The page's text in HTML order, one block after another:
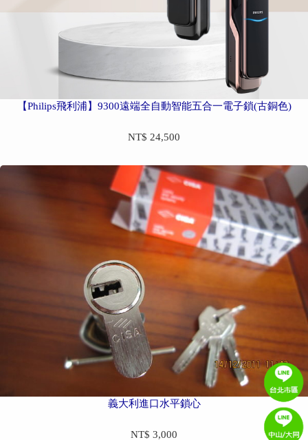
【Philips飛利浦】9300遠端全自動智能五合一電子鎖(古銅色)
NT$ 24,500
義大利進口水平鎖心
NT$ 3,000